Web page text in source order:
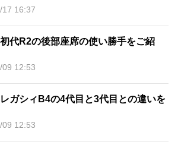
17 16:37
代R2の後部座席の使い勝手をご紹
09 12:53
ガシィB4の4代目と3代目との違いを
09 12:53